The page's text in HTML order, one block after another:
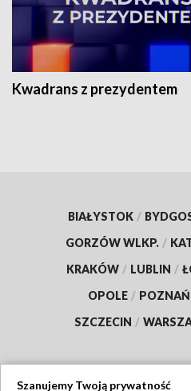
Kwadrans z prezydentem
BIAŁYSTOK /
GORZÓW WLKP. /
KRAKÓW / LUBLIN /
OPOLE / POZNAŃ
SZCZECIN /
Szanujemy Twoją prywatność